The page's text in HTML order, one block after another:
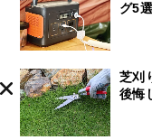
グ5
芝刈
後悔